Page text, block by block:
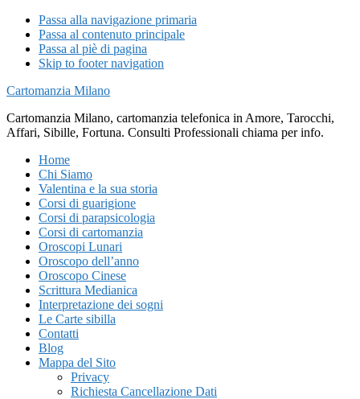
Passa alla navigazione primaria
Passa al contenuto principale
Passa al piè di pagina
Skip to footer navigation
Cartomanzia Milano
Cartomanzia Milano, cartomanzia telefonica in Amore, Tarocchi,
Affari, Sibille, Fortuna. Consulti Professionali chiama per info.
Home
Chi Siamo
Valentina e la sua storia
Corsi di guarigione
Corsi di parapsicologia
Corsi di cartomanzia
Oroscopi Lunari
Oroscopo dell’anno
Oroscopo Cinese
Scrittura Medianica
Interpretazione dei sogni
Le Carte sibilla
Contatti
Blog
Mappa del Sito
Privacy
Richiesta Cancellazione Dati